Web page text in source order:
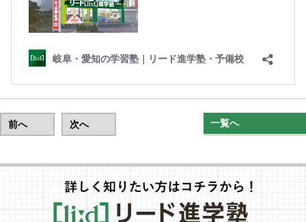
前へ 次へ 一覧へ